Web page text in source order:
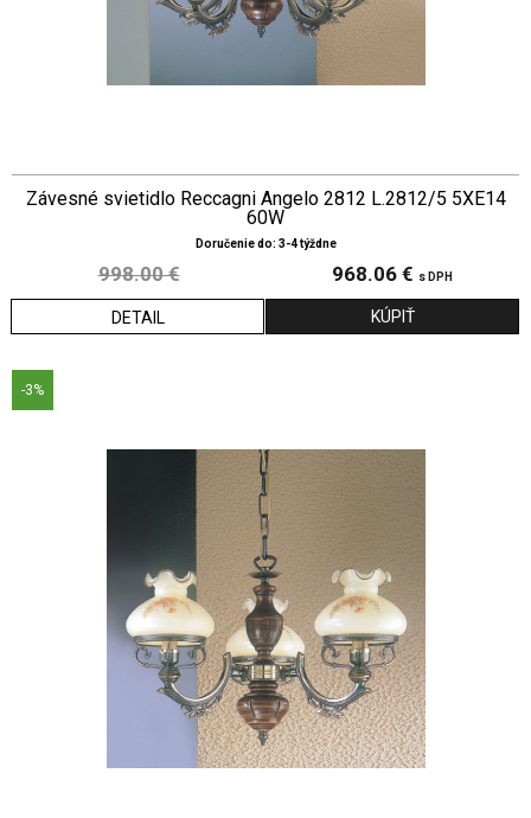
Závesné svietidlo Reccagni Angelo 2812 L.2812/5 5XE14
60W
Doručenie do: 3-4 týždne
998.00 € 968.06 € s DPH
DETAIL
-3%